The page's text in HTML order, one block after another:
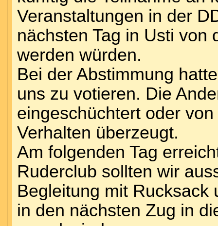
Veranstaltungen in der
nächsten Tag in Usti von
werden würden.
Bei der Abstimmung
uns zu votieren. Die
eingeschüchtert oder
Verhalten überzeugt.
Am folgenden Tag
Ruderclub sollten wir
Begleitung mit Rucksack
in den nächsten Zug in